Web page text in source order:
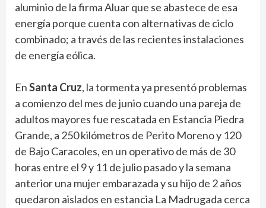
aluminio de la firma Aluar que se abastece de esa
energía porque cuenta con alternativas de ciclo
combinado; a través de las recientes instalaciones
de energía eólica.
EnSanta Cruz, la tormenta ya presentó problemas
a comienzo del mes de junio cuando una pareja de
adultos mayores fue rescatada en Estancia Piedra
Grande, a 250 kilómetros de Perito Moreno y 120
de Bajo Caracoles, en un operativo de más de 30
horas entre el 9 y 11 de julio pasado y la semana
anterior una mujer embarazada y su hijo de 2 años
quedaron aislados en estancia La Madrugada cerca